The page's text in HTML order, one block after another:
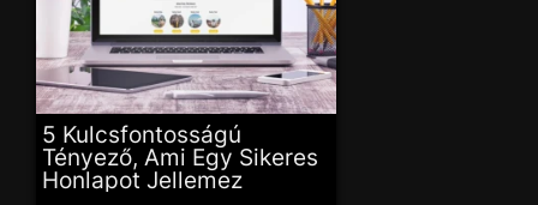
5 Kulcsfontosságú
Tényező, Ami Egy Sikeres
Honlapot Jellemez